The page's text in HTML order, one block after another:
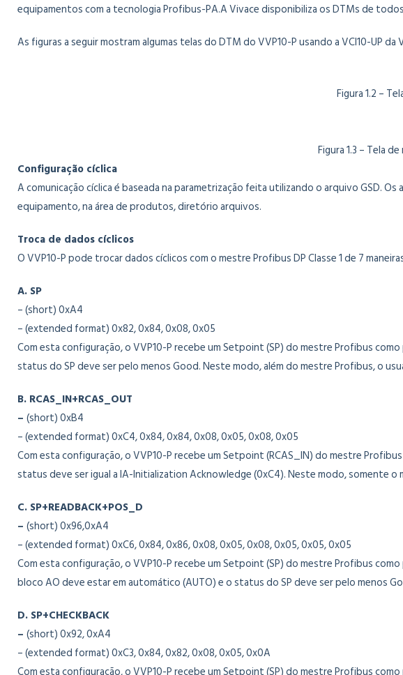
equipamentos com a tecnologia Profibus-PA.A Vivace disponibiliza os DTMs de
As figuras a seguir mostram algumas telas do DTM do VVP10-P usando a VCI10-UP da
Figura 1.2 –
Figura 1.3 – Tela
Configuração cíclica
A comunicação cíclica é baseada na parametrização feita utilizando o arquivo GSD.
equipamento, na área de produtos, diretório arquivos.
Troca de dados cíclicos
O VVP10-P pode trocar dados cíclicos com o mestre Profibus DP Classe 1 de 7
A. SP
– (short) 0xA4
– (extended format) 0x82, 0x84, 0x08, 0x05
Com esta configuração, o VVP10-P recebe um Setpoint (SP) do mestre Profibus
status do SP deve ser pelo menos Good. Neste modo, além do mestre Profibus, o
B. RCAS_IN+RCAS_OUT
– (short) 0xB4
– (extended format) 0xC4, 0x84, 0x84, 0x08, 0x05, 0x08, 0x05
Com esta configuração, o VVP10-P recebe um Setpoint (RCAS_IN) do mestre
status deve ser igual a IA-Initialization Acknowledge (0xC4). Neste modo, somente o
C. SP+READBACK+POS_D
– (short) 0x96,0xA4
– (extended format) 0xC6, 0x84, 0x86, 0x08, 0x05, 0x08, 0x05, 0x05, 0x05
Com esta configuração, o VVP10-P recebe um Setpoint (SP) do mestre Profibus
bloco AO deve estar em automático (AUTO) e o status do SP deve ser pelo menos
D. SP+CHECKBACK
– (short) 0x92, 0xA4
– (extended format) 0xC3, 0x84, 0x82, 0x08, 0x05, 0x0A